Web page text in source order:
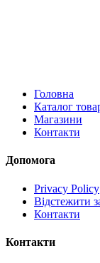
Головна
Каталог
Магазини
Контакти
Допомога
Privacy Policy
Відстежити
Контакти
Контакти